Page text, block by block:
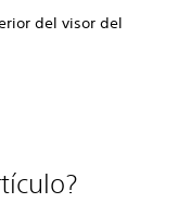
del visor del